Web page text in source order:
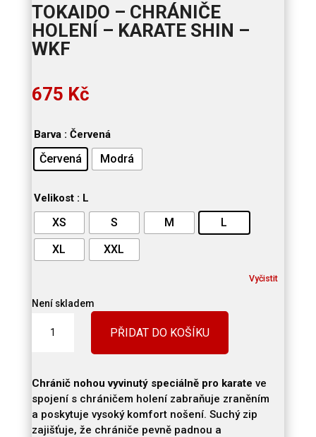
TOKAIDO – CHRÁNIČE
HOLENÍ – KARATE SHIN –
WKF
675 Kč
Barva : Červená
Červená Modrá
Velikost : L
XS S M
L
XL
XXL
Vyčistit
Není skladem
-
KARATE
SHIN
-
PŘIDAT DO KOŠÍKU
Chránič nohou vyvinutý speciálně pro karate ve
spojení s chráničem holení zabraňuje zraněním
a poskytuje vysoký komfort nošení. Suchý zip
zajišťuje, že chrániče pevně padnou a